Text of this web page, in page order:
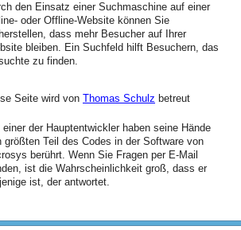
den Einsatz einer Suchmaschine auf einer
oder Offline-Website können Sie
dass mehr Besucher auf Ihrer
bleiben. Ein Suchfeld hilft Besuchern, das
zu finden.
Seite wird von Thomas Schulz betreut
einer der Hauptentwickler haben seine Hände
größten Teil des Codes in der Software von
berührt. Wenn Sie Fragen per E-Mail
ist die Wahrscheinlichkeit groß, dass er
ist, der antwortet.